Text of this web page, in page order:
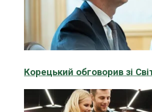
Корецький обговорив зі